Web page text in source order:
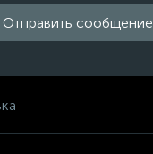
Отправить сообщение